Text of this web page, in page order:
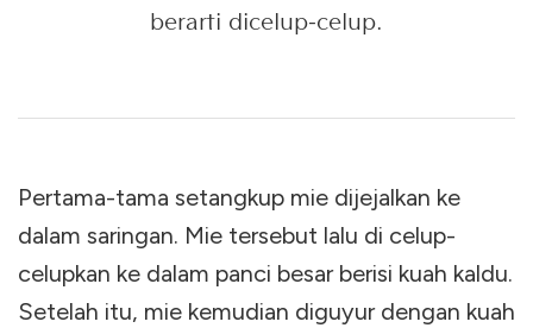
berarti dicelup-celup.
Pertama-tama setangkup mie dijejalkan ke
dalam saringan. Mie tersebut lalu di celup-
celupkan ke dalam panci besar berisi kuah kaldu.
Setelah itu, mie kemudian diguyur dengan kuah